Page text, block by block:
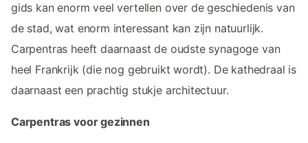
gids kan enorm veel vertellen over de geschiedenis van
de stad, wat enorm interessant kan zijn natuurlijk.
Carpentras heeft daarnaast de oudste synagoge van
heel Frankrijk (die nog gebruikt wordt). De kathedraal is
daarnaast een prachtig stukje architectuur.
Carpentras voor gezinnen